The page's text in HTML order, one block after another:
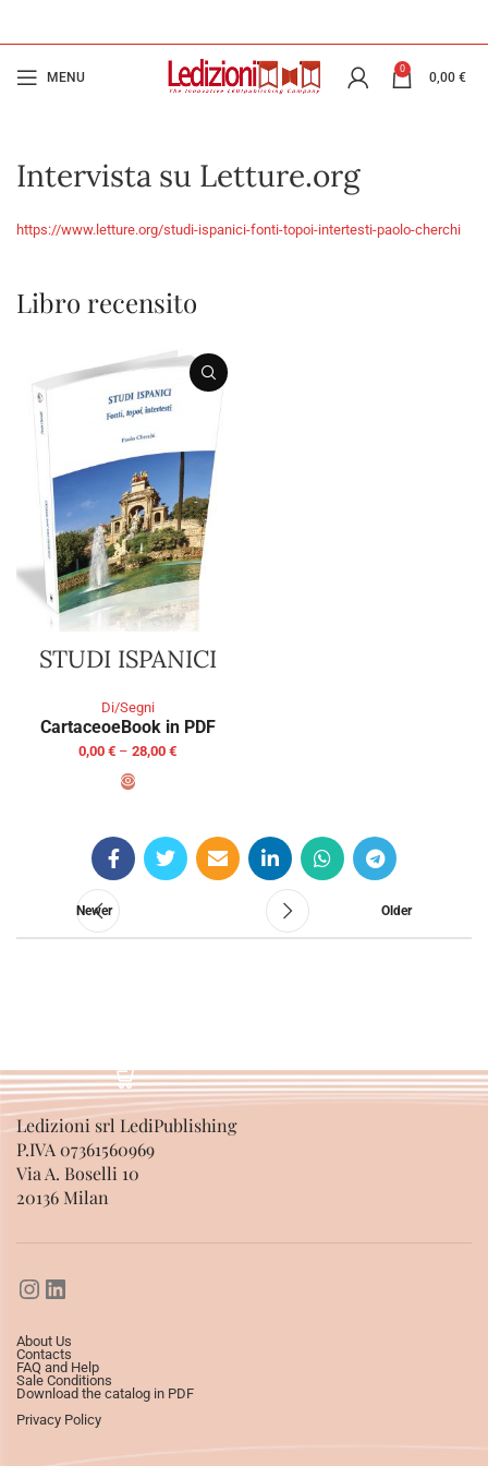
MENU
0
0,00 €
Intervista su Letture.org
https://www.letture.org/studi-ispanici-fonti-topoi-intertesti-paolo-cherchi
Libro recensito
STUDI ISPANICI
Di/Segni
CartaceoeBook in PDF
0,00 € – 28,00 €
Newer Older
Ledizioni srl LediPublishing
P.IVA 07361560969
Via A. Boselli 10
20136 Milan
About Us
Contacts
FAQ and Help
Sale Conditions
Download the catalog in PDF
Privacy Policy